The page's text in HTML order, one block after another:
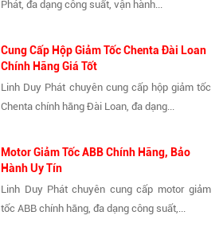
Phát, đa dạng công suất, vận hành...
Cung Cấp Hộp Giảm Tốc Chenta Đài Loan
Chính Hãng Giá Tốt
Linh Duy Phát chuyên cung cấp hộp giảm tốc
Chenta chính hãng Đài Loan, đa dạng...
Motor Giảm Tốc ABB Chính Hãng, Bảo
Hành Uy Tín
Linh Duy Phát chuyên cung cấp motor giảm
tốc ABB chính hãng, đa dạng công suất,...